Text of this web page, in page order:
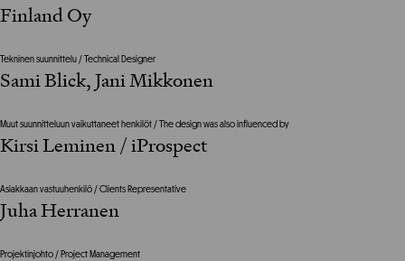
Finland Oy
Tekninen suunnittelu / Technical Designer
Sami Blick, Jani Mikkonen
Muut suunnitteluun vaikuttaneet henkilöt / The design was also influenced by
Kirsi Leminen / iProspect
Asiakkaan vastuuhenkilö / Clients Representative
Juha Herranen
Projektinjohto / Project Management